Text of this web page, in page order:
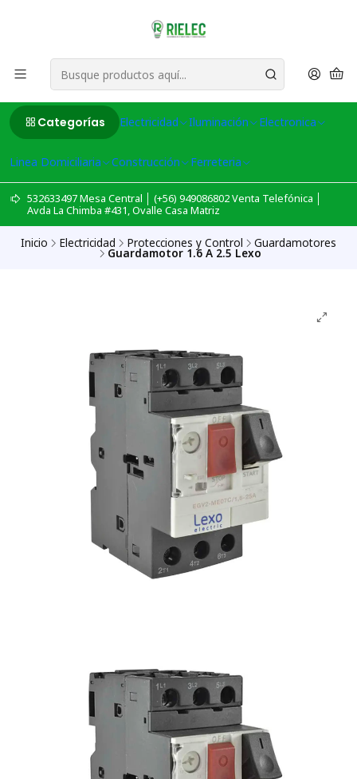
Categorías Electricidad Iluminación Electronica
Linea Domiciliaria Construcción Ferreteria
532633497 Mesa Central │ (+56) 949086802 Venta Telefónica │
Avda La Chimba #431, Ovalle Casa Matriz
Inicio Electricidad Protecciones y Control Guardamotores
Guardamotor 1.6 A 2.5 Lexo